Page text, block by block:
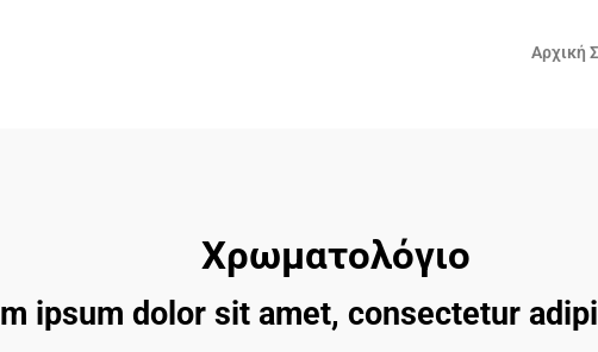
Αρχική
Χρωματολόγιο
ipsum dolor sit amet, consectetur